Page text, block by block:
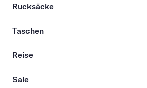
Rucksäcke
Taschen
Reise
Sale